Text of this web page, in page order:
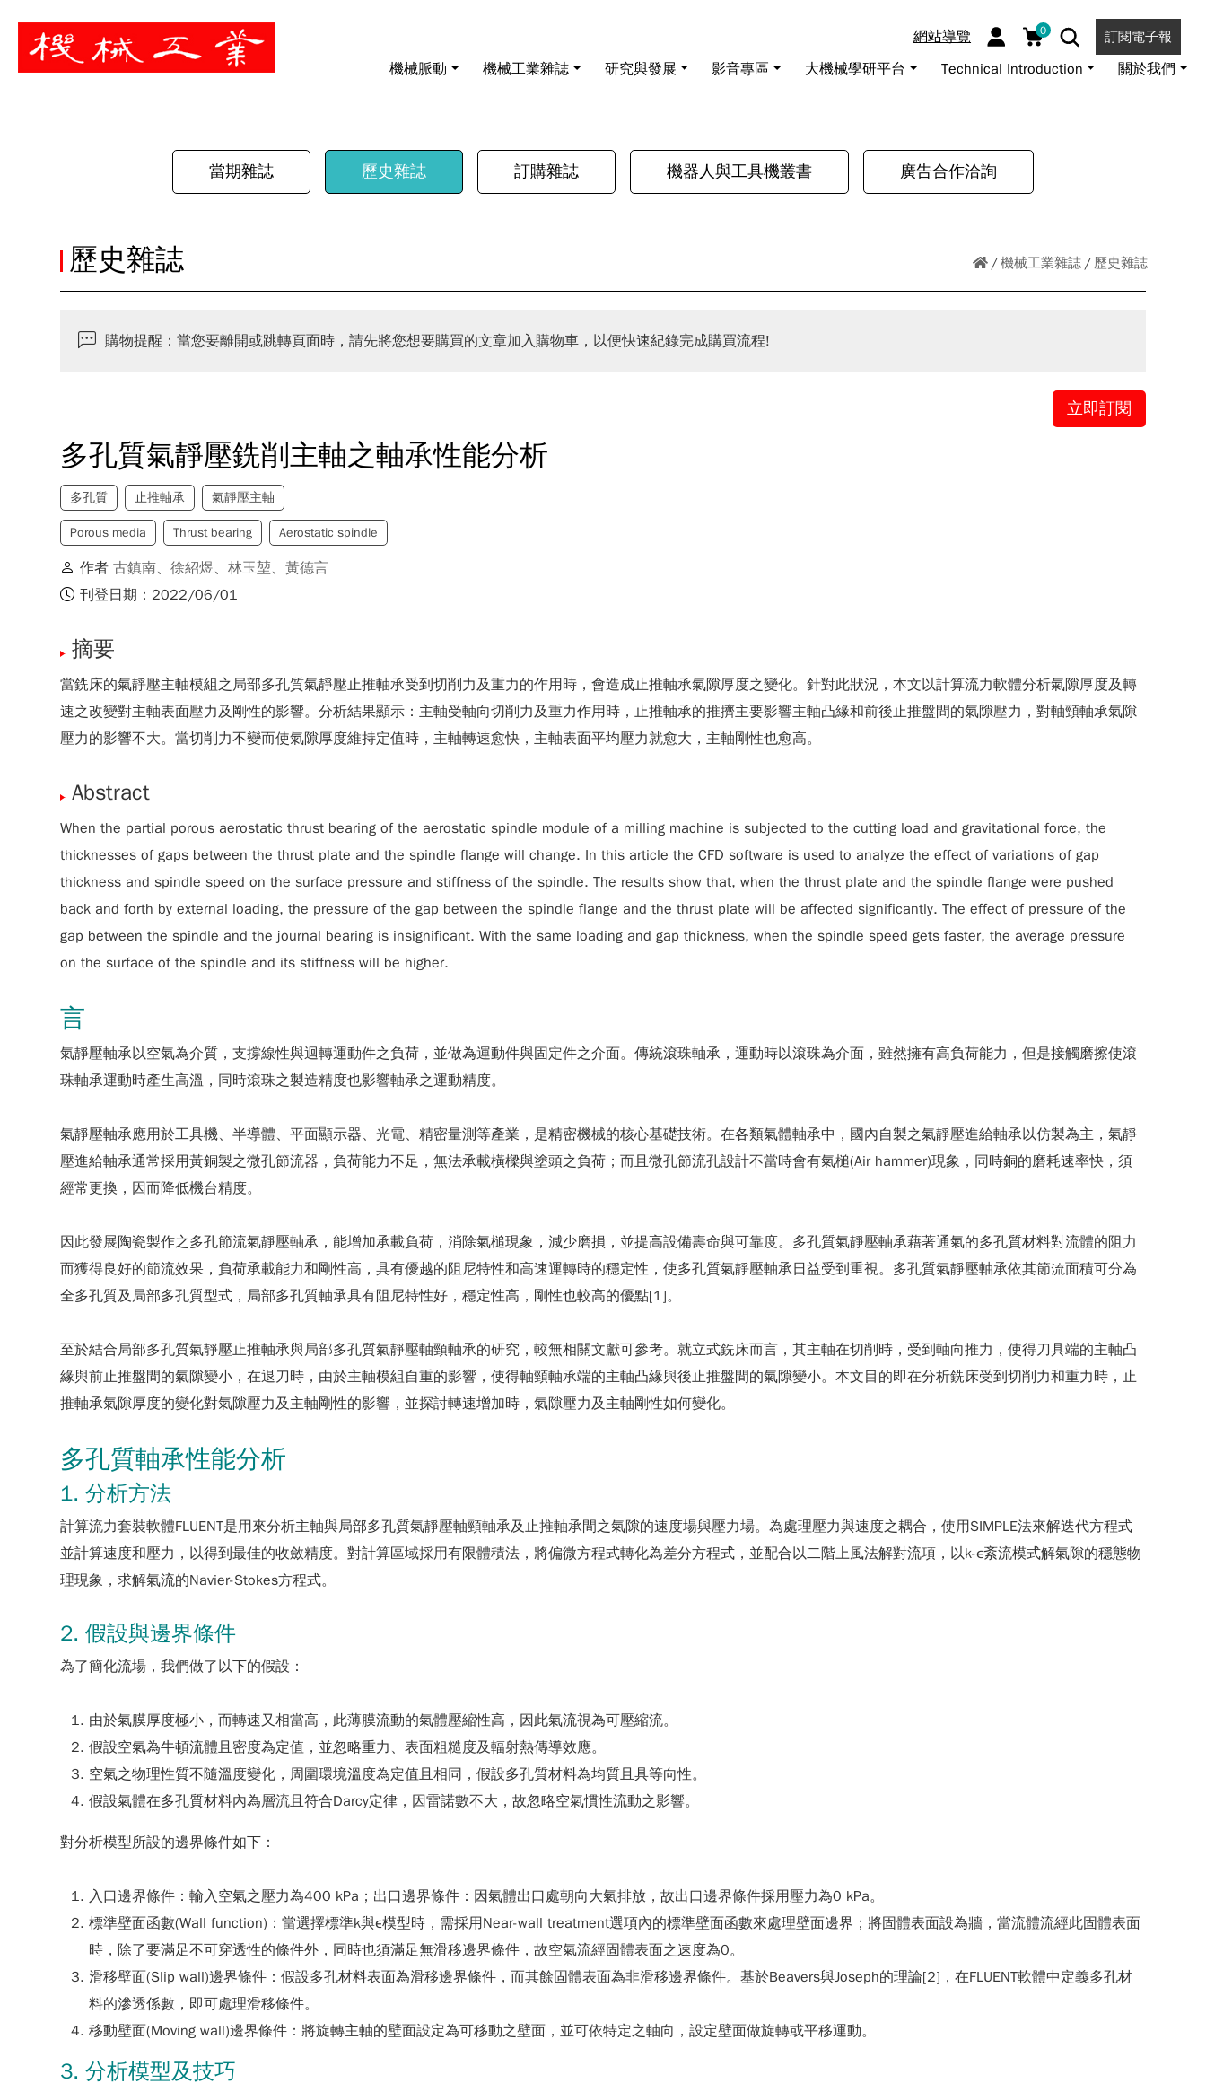
網站導覽 0 訂閱電子報
機械脈動 機械工業雜誌 研究與發展 影音專區 大機械學研平台 Technical Introduction 關於我們
暫停
當期雜誌 歷史雜誌 訂購雜誌 機器人與工具機叢書 廣告合作洽詢
機械工業雜誌 歷史雜誌
歷史雜誌
購物提醒：當您要離開或跳轉頁面時，請先將您想要購買的文章加入購物車，以便快速紀錄完成購買流程!
立即訂閱
多孔質氣靜壓銑削主軸之軸承性能分析
多孔質 止推軸承 氣靜壓主軸
Porous media Thrust bearing Aerostatic spindle
作者古鎮南、徐紹煜、林玉堃、黃德言
刊登日期：2022/06/01
摘要
當銑床的氣靜壓主軸模組之局部多孔質氣靜壓止推軸承受到切削力及重力的作用時，會造成止推軸承氣隙厚度之變化。針對此狀況，本文以計算流力軟體分析氣隙厚度及轉
速之改變對主軸表面壓力及剛性的影響。分析結果顯示：主軸受軸向切削力及重力作用時，止推軸承的推擠主要影響主軸凸緣和前後止推盤間的氣隙壓力，對軸頸軸承氣隙
壓力的影響不大。當切削力不變而使氣隙厚度維持定值時，主軸轉速愈快，主軸表面平均壓力就愈大，主軸剛性也愈高。
Abstract
When the partial porous aerostatic thrust bearing of the aerostatic spindle module of a milling machine is subjected to the cutting load and gravitational force, the
thicknesses of gaps between the thrust plate and the spindle flange will change. In this article the CFD software is used to analyze the effect of variations of gap
thickness and spindle speed on the surface pressure and stiffness of the spindle. The results show that, when the thrust plate and the spindle flange were pushed
back and forth by external loading, the pressure of the gap between the spindle flange and the thrust plate will be affected significantly. The effect of pressure of the
gap between the spindle and the journal bearing is insignificant. With the same loading and gap thickness, when the spindle speed gets faster, the average pressure
on the surface of the spindle and its stiffness will be higher.
言
氣靜壓軸承以空氣為介質，支撐線性與迴轉運動件之負荷，並做為運動件與固定件之介面。傳統滾珠軸承，運動時以滾珠為介面，雖然擁有高負荷能力，但是接觸磨擦使滾
珠軸承運動時產生高溫，同時滾珠之製造精度也影響軸承之運動精度。
氣靜壓軸承應用於工具機、半導體、平面顯示器、光電、精密量測等產業，是精密機械的核心基礎技術。在各類氣體軸承中，國內自製之氣靜壓進給軸承以仿製為主，氣靜
壓進給軸承通常採用黃銅製之微孔節流器，負荷能力不足，無法承載橫樑與塗頭之負荷；而且微孔節流孔設計不當時會有氣槌(Air hammer)現象，同時銅的磨耗速率快，須
經常更換，因而降低機台精度。
因此發展陶瓷製作之多孔節流氣靜壓軸承，能增加承載負荷，消除氣槌現象，減少磨損，並提高設備壽命與可靠度。多孔質氣靜壓軸承藉著通氣的多孔質材料對流體的阻力
而獲得良好的節流效果，負荷承載能力和剛性高，具有優越的阻尼特性和高速運轉時的穩定性，使多孔質氣靜壓軸承日益受到重視。多孔質氣靜壓軸承依其節流面積可分為
全多孔質及局部多孔質型式，局部多孔質軸承具有阻尼特性好，穩定性高，剛性也較高的優點[1]。
至於結合局部多孔質氣靜壓止推軸承與局部多孔質氣靜壓軸頸軸承的研究，較無相關文獻可參考。就立式銑床而言，其主軸在切削時，受到軸向推力，使得刀具端的主軸凸
緣與前止推盤間的氣隙變小，在退刀時，由於主軸模組自重的影響，使得軸頸軸承端的主軸凸緣與後止推盤間的氣隙變小。本文目的即在分析銑床受到切削力和重力時，止
推軸承氣隙厚度的變化對氣隙壓力及主軸剛性的影響，並探討轉速增加時，氣隙壓力及主軸剛性如何變化。
多孔質軸承性能分析
1. 分析方法
計算流力套裝軟體FLUENT是用來分析主軸與局部多孔質氣靜壓軸頸軸承及止推軸承間之氣隙的速度場與壓力場。為處理壓力與速度之耦合，使用SIMPLE法來解迭代方程式
並計算速度和壓力，以得到最佳的收斂精度。對計算區域採用有限體積法，將偏微方程式轉化為差分方程式，並配合以二階上風法解對流項，以k-ε紊流模式解氣隙的穩態物
理現象，求解氣流的Navier-Stokes方程式。
2. 假設與邊界條件
為了簡化流場，我們做了以下的假設：
由於氣膜厚度極小，而轉速又相當高，此薄膜流動的氣體壓縮性高，因此氣流視為可壓縮流。
假設空氣為牛頓流體且密度為定值，並忽略重力、表面粗糙度及輻射熱傳導效應。
空氣之物理性質不隨溫度變化，周圍環境溫度為定值且相同，假設多孔質材料為均質且具等向性。
假設氣體在多孔質材料內為層流且符合Darcy定律，因雷諾數不大，故忽略空氣慣性流動之影響。
對分析模型所設的邊界條件如下：
入口邊界條件：輸入空氣之壓力為400 kPa；出口邊界條件：因氣體出口處朝向大氣排放，故出口邊界條件採用壓力為0 kPa。
標準壁面函數(Wall function)：當選擇標準k與ε模型時，需採用Near-wall treatment選項內的標準壁面函數來處理壁面邊界；將固體表面設為牆，當流體流經此固體表面
時，除了要滿足不可穿透性的條件外，同時也須滿足無滑移邊界條件，故空氣流經固體表面之速度為0。
滑移壁面(Slip wall)邊界條件：假設多孔材料表面為滑移邊界條件，而其餘固體表面為非滑移邊界條件。基於Beavers與Joseph的理論[2]，在FLUENT軟體中定義多孔材
料的滲透係數，即可處理滑移條件。
移動壁面(Moving wall)邊界條件：將旋轉主軸的壁面設定為可移動之壁面，並可依特定之軸向，設定壁面做旋轉或平移運動。
3. 分析模型及技巧